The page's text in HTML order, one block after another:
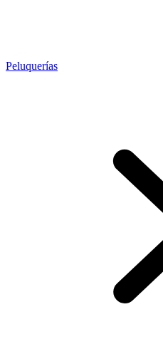
Peluquerías